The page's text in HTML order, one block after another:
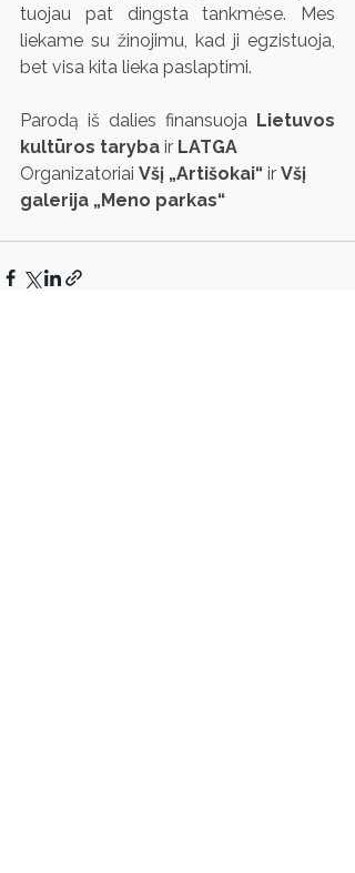
tuojau pat dingsta tankmėse. Mes
liekame su žinojimu, kad ji egzistuoja,
bet visa kita lieka paslaptimi.
Parodą iš dalies finansuoja Lietuvos
kultūros taryba ir LATGA
Organizatoriai Všį „Artišokai“ ir Všį
galerija „Meno parkas“